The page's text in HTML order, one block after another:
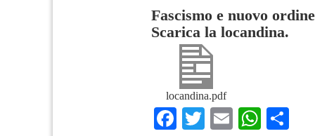
Fascismo e nuovo
Scarica la locandina.
locandina.pdf
Facebook
TwitterEmail